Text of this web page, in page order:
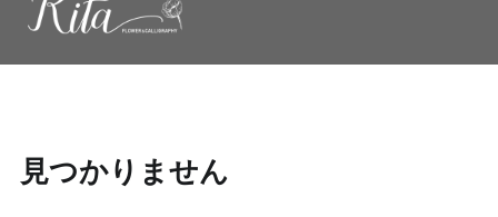
へ
見つかりません